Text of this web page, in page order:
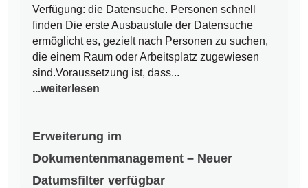
Verfügung: die Datensuche. Personen schnell
finden Die erste Ausbaustufe der Datensuche
ermöglicht es, gezielt nach Personen zu suchen,
die einem Raum oder Arbeitsplatz zugewiesen
sind.Voraussetzung ist, dass...
...weiterlesen
Erweiterung im
Dokumentenmanagement – Neuer
Datumsfilter verfügbar